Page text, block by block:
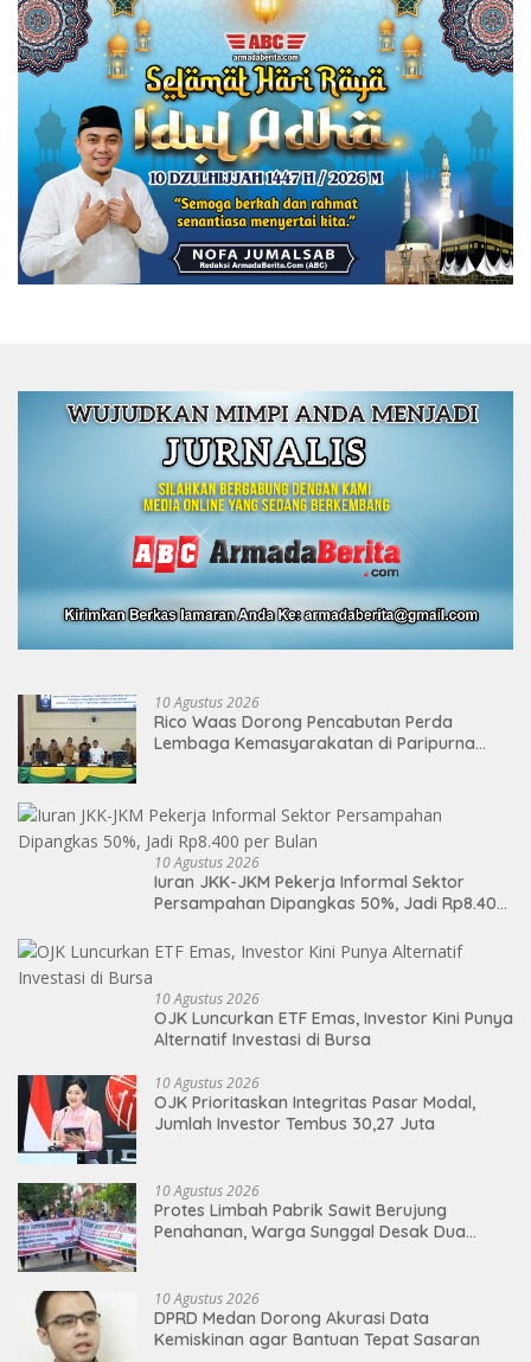
10 Agustus 2026
Rico Waas Dorong Pencabutan Perda
Lembaga Kemasyarakatan di Paripurna
10 Agustus 2026
Iuran JKK-JKM Pekerja Informal Sektor
Persampahan Dipangkas 50%, Jadi Rp8.400
10 Agustus 2026
OJK Luncurkan ETF Emas, Investor Kini Punya
Alternatif Investasi di Bursa
10 Agustus 2026
OJK Prioritaskan Integritas Pasar Modal,
Jumlah Investor Tembus 30,27 Juta
10 Agustus 2026
Protes Limbah Pabrik Sawit Berujung
Penahanan, Warga Sunggal Desak Dua
10 Agustus 2026
DPRD Medan Dorong Akurasi Data
Kemiskinan agar Bantuan Tepat Sasaran